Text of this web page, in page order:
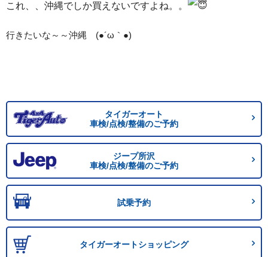
これ、、沖縄でしか買えないですよね。。
行きたいな～～沖縄 (●´ω｀●)
タイガーオート
車検/点検/整備のご予約
ジープ所沢
車検/点検/整備のご予約
試乗予約
タイガーオートショッピング